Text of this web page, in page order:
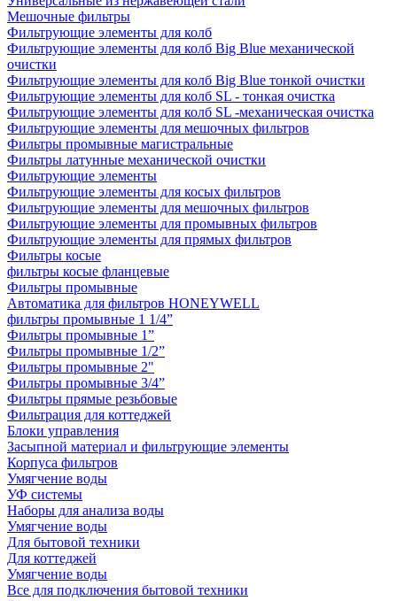
Мешочные фильтры
Фильтрующие элементы для колб
Фильтрующие элементы для колб Big Blue механической
очистки
Фильтрующие элементы для колб Big Blue тонкой очистки
Фильтрующие элементы для колб SL - тонкая очистка
Фильтрующие элементы для колб SL -механическая очистка
Фильтрующие элементы для мешочных фильтров
Фильтры промывные магистральные
Фильтры латунные механической очистки
Фильтрующие элементы
Фильтрующие элементы для косых фильтров
Фильтрующие элементы для мешочных фильтров
Фильтрующие элементы для промывных фильтров
Фильтрующие элементы для прямых фильтров
Фильтры косые
фильтры косые фланцевые
Фильтры промывные
Автоматика для фильтров HONEYWELL
фильтры промывные 1 1/4”
Фильтры промывные 1”
Фильтры промывные 1/2”
Фильтры промывные 2"
Фильтры промывные 3/4”
Фильтры прямые резьбовые
Фильтрация для коттеджей
Блоки управления
Засыпной материал и фильтрующие элементы
Корпуса фильтров
Умягчение воды
УФ системы
Наборы для анализа воды
Умягчение воды
Для бытовой техники
Для коттеджей
Умягчение воды
Все для подключения бытовой техники